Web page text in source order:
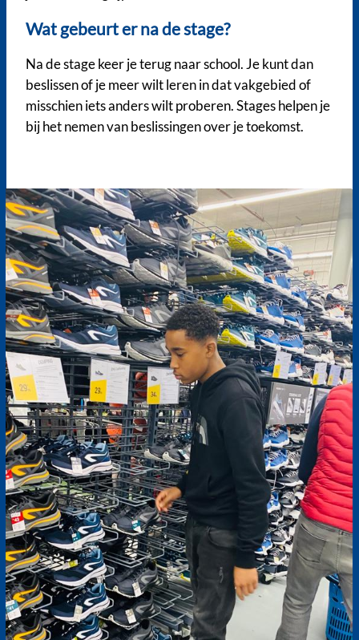
Wat gebeurt er na de stage?
Na de stage keer je terug naar school. Je kunt dan
beslissen of je meer wilt leren in dat vakgebied of
misschien iets anders wilt proberen. Stages helpen je
bij het nemen van beslissingen over je toekomst.